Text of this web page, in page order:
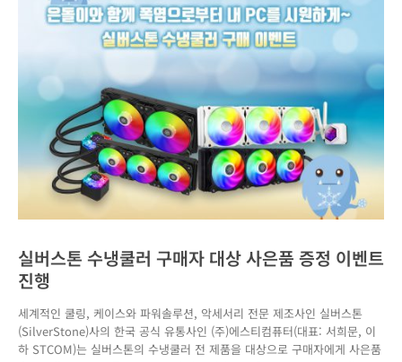
실버스톤 수냉쿨러 구매자 대상 사은품 증정 이벤트
진행
세계적인 쿨링, 케이스와 파워솔루션, 악세서리 전문 제조사인 실버스톤
(SilverStone)사의 한국 공식 유통사인 (주)에스티컴퓨터(대표: 서희문, 이
하 STCOM)는 실버스톤의 수냉쿨러 전 제품을 대상으로 구매자에게 사은품